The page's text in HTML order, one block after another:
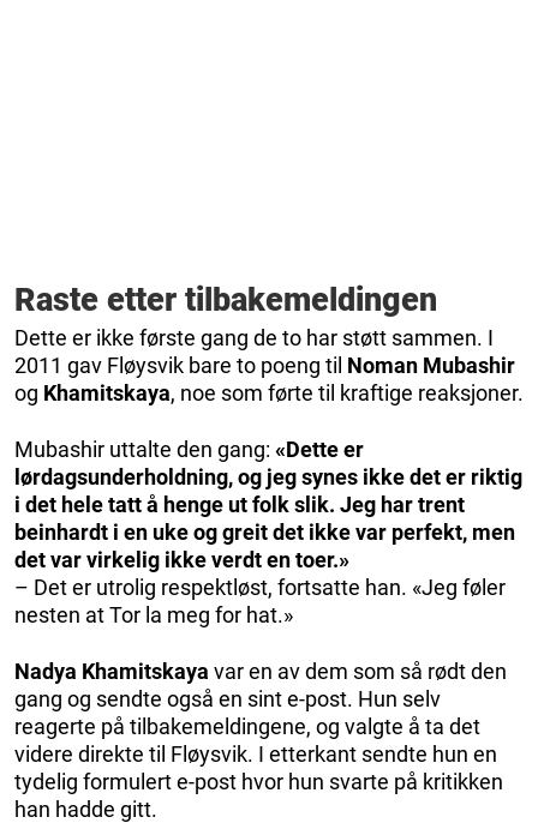
Raste etter tilbakemeldingen
Dette er ikke første gang de to har støtt sammen. I
2011 gav Fløysvik bare to poeng til Noman Mubashir
og Khamitskaya, noe som førte til kraftige reaksjoner.
Mubashir uttalte den gang: «Dette er
lørdagsunderholdning, og jeg synes ikke det er riktig
i det hele tatt å henge ut folk slik. Jeg har trent
beinhardt i en uke og greit det ikke var perfekt, men
det var virkelig ikke verdt en toer.»
– Det er utrolig respektløst, fortsatte han. «Jeg føler
nesten at Tor la meg for hat.»
Nadya Khamitskaya var en av dem som så rødt den
gang og sendte også en sint e-post. Hun selv
reagerte på tilbakemeldingene, og valgte å ta det
videre direkte til Fløysvik. I etterkant sendte hun en
tydelig formulert e-post hvor hun svarte på kritikken
han hadde gitt.